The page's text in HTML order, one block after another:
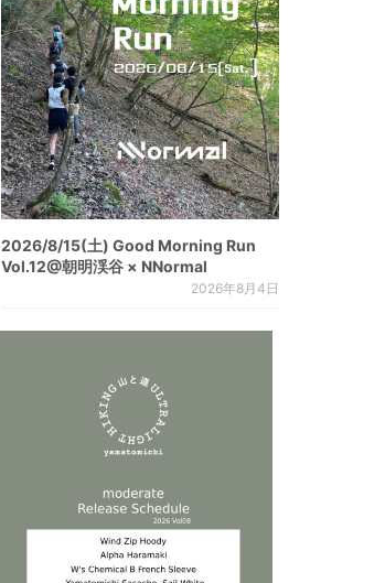
2026/8/15(土) Good Morning Run
Vol.12@朝明渓谷 × NNormal
2026年8月4日